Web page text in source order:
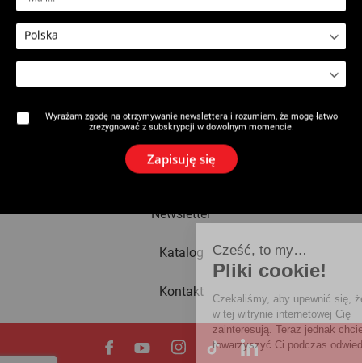
Marka
Aktualności
Newsletter
Katalog
Kontakt
Wyrażam zgodę na otrzymywanie newslettera i rozumiem, że mogę łatwo
zrezygnować z subskrypcji w dowolnym momencie.
Zapisuję się
Cześć, to my…
Pliki cookie!
Czekaliśmy, aby upewnić się, że treści
w tej witrynie internetowej Cię
zainteresują. Teraz jednak chcielibyśmy spytać,
towarzyszyć Ci podczas odwiedzin… Czy